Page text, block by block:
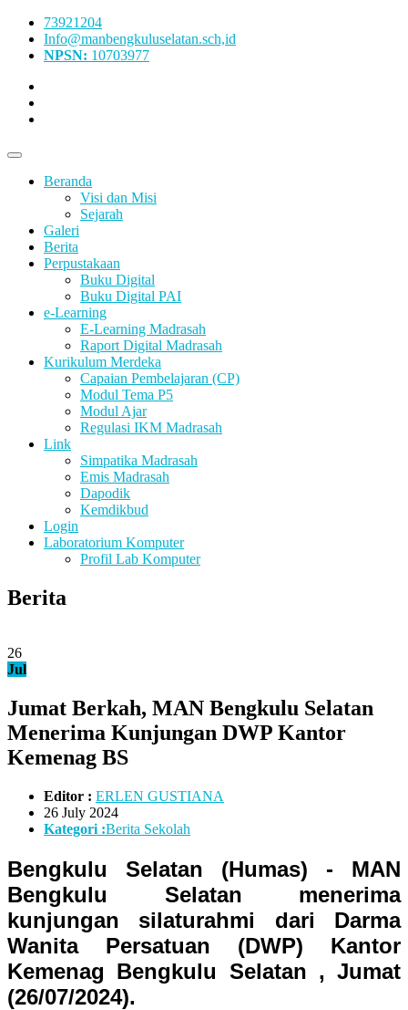
73921204
Info@manbengkuluselatan.sch,id
NPSN: 10703977
Beranda
Visi dan Misi
Sejarah
Galeri
Berita
Perpustakaan
Buku Digital
Buku Digital PAI
e-Learning
E-Learning Madrasah
Raport Digital Madrasah
Kurikulum Merdeka
Capaian Pembelajaran (CP)
Modul Tema P5
Modul Ajar
Regulasi IKM Madrasah
Link
Simpatika Madrasah
Emis Madrasah
Dapodik
Kemdikbud
Login
Laboratorium Komputer
Profil Lab Komputer
Berita
26
Jul
Jumat Berkah, MAN Bengkulu Selatan
Menerima Kunjungan DWP Kantor
Kemenag BS
Editor : ERLEN GUSTIANA
26 July 2024
Kategori :Berita Sekolah
Bengkulu Selatan (Humas) - MAN
Bengkulu Selatan menerima
kunjungan silaturahmi dari Darma
Wanita Persatuan (DWP) Kantor
Kemenag Bengkulu Selatan , Jumat
(26/07/2024).